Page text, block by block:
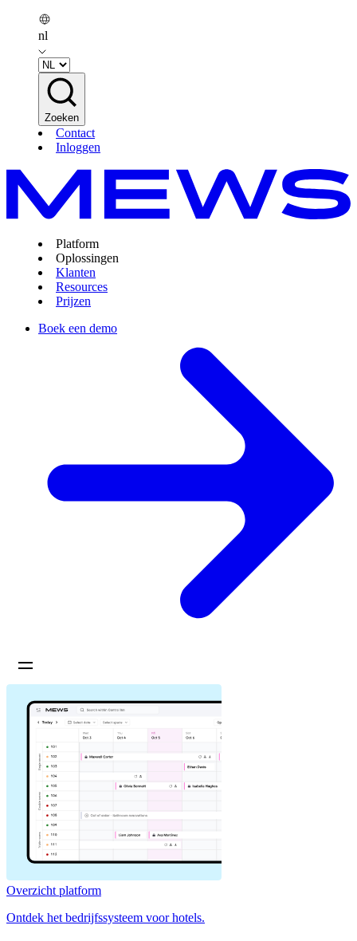
nl
Zoeken
Contact
Inloggen
Platform
Oplossingen
Klanten
Resources
Prijzen
Boek een demo
Overzicht platform
Ontdek het bedrijfssysteem voor hotels.